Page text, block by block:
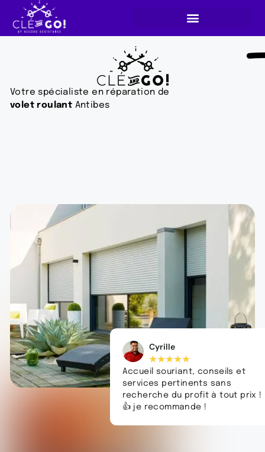
Votre spécialiste en réparation de
volet roulant Antibes
Cyrille
★★★★★
Accueil souriant, conseils et
services pertinents sans
recherche du profit à tout prix !
👍 je recommande !